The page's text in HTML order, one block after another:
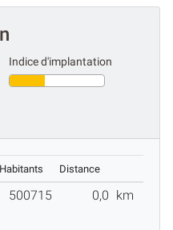
Indice d'implantation
Habitants Distance
500715 0,0 km